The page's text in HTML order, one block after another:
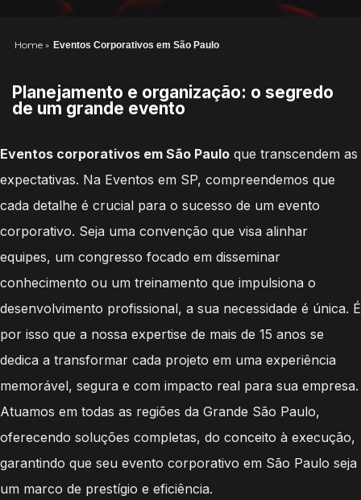
Home » Eventos Corporativos em São Paulo
Planejamento e organização: o segredo
de um grande evento
Eventos corporativos em São Paulo que transcendem as
expectativas. Na Eventos em SP, compreendemos que
cada detalhe é crucial para o sucesso de um evento
corporativo. Seja uma convenção que visa alinhar
equipes, um congresso focado em disseminar
conhecimento ou um treinamento que impulsiona o
desenvolvimento profissional, a sua necessidade é única. É
por isso que a nossa expertise de mais de 15 anos se
dedica a transformar cada projeto em uma experiência
memorável, segura e com impacto real para sua empresa.
Atuamos em todas as regiões da Grande São Paulo,
oferecendo soluções completas, do conceito à execução,
garantindo que seu evento corporativo em São Paulo seja
um marco de prestígio e eficiência.